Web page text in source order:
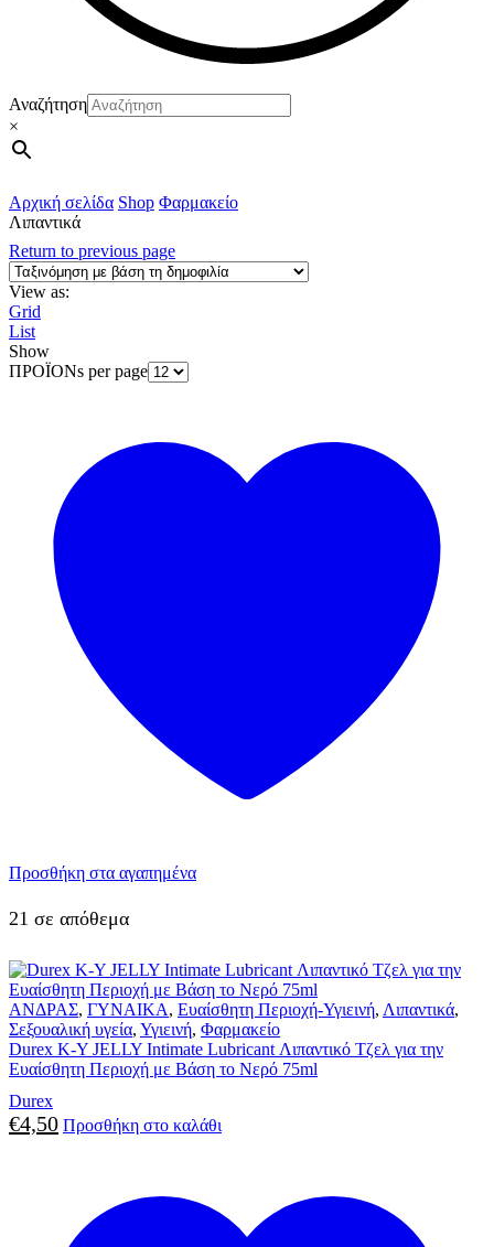
Αναζήτηση
×
Αρχική σελίδα Shop Φαρμακείο
Λιπαντικά
Return to previous page
View as:
Grid
List
Show
ΠΡΟΪΟΝs per page
Προσθήκη στα αγαπημένα
21 σε απόθεμα
ΑΝΔΡΑΣ, ΓΥΝΑΙΚΑ, Ευαίσθητη Περιοχή-Υγιεινή, Λιπαντικά,
Σεξουαλική υγεία, Υγιεινή, Φαρμακείο
Durex K-Y JELLY Intimate Lubricant Λιπαντικό Τζελ για την
Ευαίσθητη Περιοχή με Βάση το Νερό 75ml
Durex
€4,50 Προσθήκη στο καλάθι